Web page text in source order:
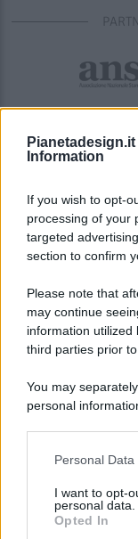
Pianetadesign.it
Information
If you wish to opt-
processing of your
targeted
section to confirm
Please note that
may continue
information
third parties prior
You may
personal
This information
disclose it to
Personal
I want to opt-
personal data.
Opted In
© 2026 - Pianeta
Registrata Al
ISCRIZIONE